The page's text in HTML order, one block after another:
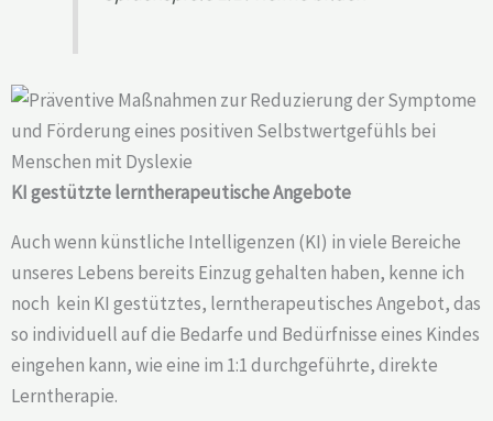
KI gestützte lerntherapeutische Angebote
Auch wenn künstliche Intelligenzen (KI) in viele Bereiche
unseres Lebens bereits Einzug gehalten haben, kenne ich
noch kein KI gestütztes, lerntherapeutisches Angebot, das
so individuell auf die Bedarfe und Bedürfnisse eines Kindes
eingehen kann, wie eine im 1:1 durchgeführte, direkte
Lerntherapie.